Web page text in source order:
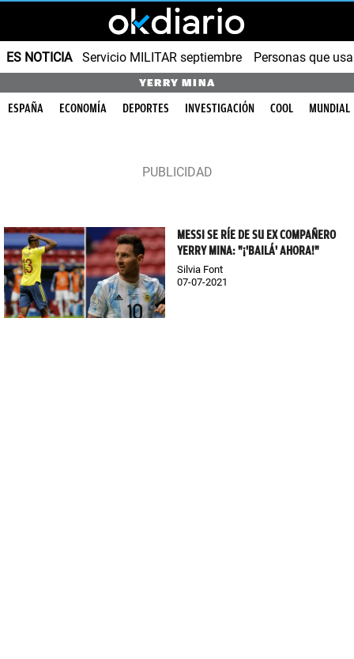
ES NOTICIA Servicio MILITAR septiembre Personas que
YERRY MINA
ESPAÑA ECONOMÍA DEPORTES INVESTIGACIÓN COOL MUNDIAL
MESSI SE RÍE DE SU EX COMPAÑERO
YERRY MINA: "¡'BAILÁ' AHORA!"
Silvia Font
07-07-2021